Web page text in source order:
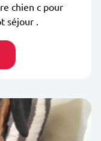
chien c pour
séjour .